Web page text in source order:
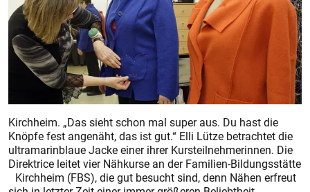
Kirchheim. „Das sieht schon mal super aus. Du hast die
Knöpfe fest angenäht, das ist gut.“ Elli Lütze betrachtet die
ultramarinblaue Jacke einer ihrer Kursteilnehmerinnen. Die
Direktrice leitet vier Nähkurse an der Familien-Bildungsstätte
Kirchheim (FBS), die gut besucht sind, denn Nähen erfreut